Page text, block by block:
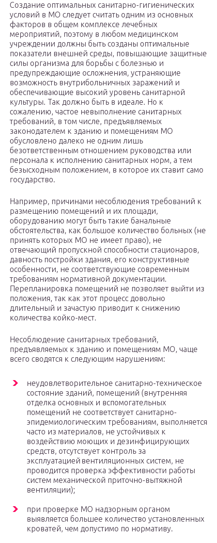
Создание оптимальных санитарно-гигиенических
условий в МО следует считать одним из основных
факторов в общем комплексе лечебных
мероприятий, поэтому в любом медицинском
учреждении должны быть созданы оптимальные
показатели внешней среды, повышающие защитные
силы организма для борьбы с болезнью и
предупреждающие осложнения, устраняющие
возможность внутрибольничных заражений и
обеспечивающие высокий уровень санитарной
культуры. Так должно быть в идеале. Но к
сожалению, частое невыполнение санитарных
требований, в том числе, предъявляемых
законодателем к зданию и помещениям МО
обусловлено далеко не одним лишь
безответственным отношением руководства или
персонала к исполнению санитарных норм, а тем
безысходным положением, в которое их ставит само
государство.
Например, причинами несоблюдения требований к
размещению помещений и их площади,
оборудованию могут быть такие банальные
обстоятельства, как большое количество больных (не
принять которых МО не имеет право), не
отвечающий пропускной способности стационаров,
давность постройки здания, его конструктивные
особенности, не соответствующие современным
требованиям нормативной документации.
Перепланировка помещений не позволяет выйти из
положения, так как этот процесс довольно
длительный и зачастую приводит к снижению
количества койко-мест.
Несоблюдение санитарных требований,
предъявляемых к зданию и помещениям МО, чаще
всего сводятся к следующим нарушениям:
неудовлетворительное санитарно-техническое
состояние зданий, помещений (внутренняя
отделка основных и вспомогательных
помещений не соответствует санитарно-
эпидемиологическим требованиям, выполняется
часто из материалов, не устойчивых к
воздействию моющих и дезинфицирующих
средств, отсутствует контроль за
эксплуатацией вентиляционных систем, не
проводится проверка эффективности работы
систем механической приточно-вытяжной
вентиляции);
при проверке МО надзорным органом
выявляется большее количество установленных
кроватей, чем допустимо по нормативу.